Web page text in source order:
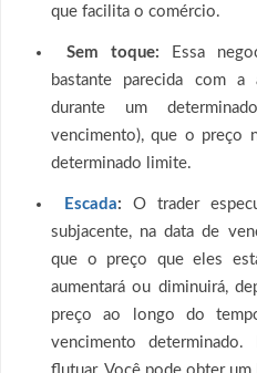
que facilita o comércio.
Sem toque:
Essa
bastante parecida com a
durante um
vencimento), que o preço
determinado limite.
Escada:
O trader
subjacente, na data de
que o preço que eles
aumentará ou diminuirá,
preço ao longo do
vencimento